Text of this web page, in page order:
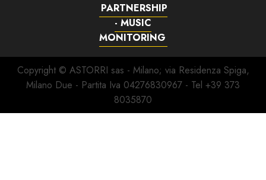
PARTNERSHIP
- MUSIC
MONITORING
Copyright © ASTORRI sas - Milano; via Residenza Spiga,
Milano Due - Partita Iva 04276830967 - Tel +39 373
8035870